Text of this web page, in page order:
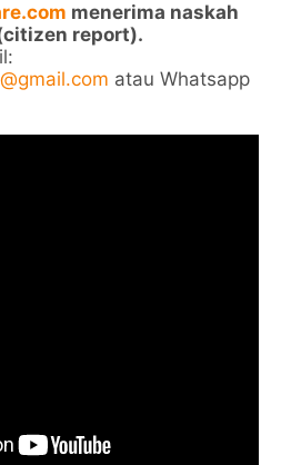
menerima naskah
report).
atau Whatsapp